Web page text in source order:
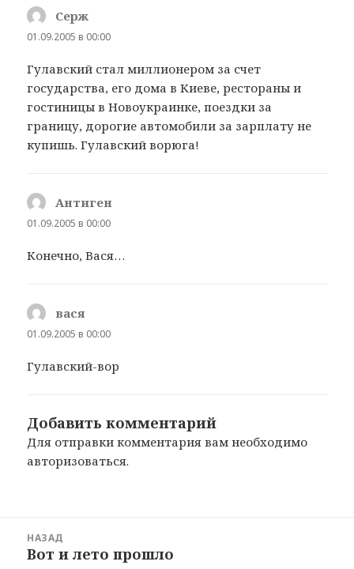
Серж
01.09.2005 в 00:00
Гулавский стал миллионером за счет
государства, его дома в Киеве, рестораны и
гостиницы в Новоукраинке, поездки за
границу, дорогие автомобили за зарплату не
купишь. Гулавский ворюга!
Антиген
01.09.2005 в 00:00
Конечно, Вася…
вася
01.09.2005 в 00:00
Гулавский-вор
Добавить комментарий
Для отправки комментария вам необходимо
авторизоваться.
записям
НАЗАД
Предыдущая
Вот и лето прошло